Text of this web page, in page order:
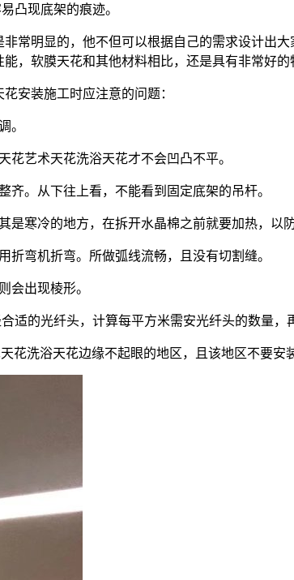
凸现底架的痕迹。
常明显的，他不但可以根据自己的需求设计出
，软膜天花和其他材料相比，还是具有非常好的
安装施工时应注意的问题：
。
艺术天花洗浴天花才不会凹凸不平。
。从下往上看，不能看到固定底架的吊杆。
寒冷的地方，在拆开水晶棉之前就要加热，以
弯机折弯。所做弧线流畅，且没有切割缝。
会出现棱形。
的光纤头，计算每平方米需安光纤头的数量，
洗浴天花边缘不起眼的地区，且该地区不要安